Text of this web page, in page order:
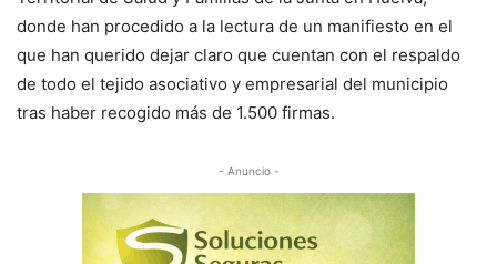
donde han procedido a la lectura de un manifiesto en el
que han querido dejar claro que cuentan con el respaldo
de todo el tejido asociativo y empresarial del municipio
tras haber recogido más de 1.500 firmas.
- Anuncio -